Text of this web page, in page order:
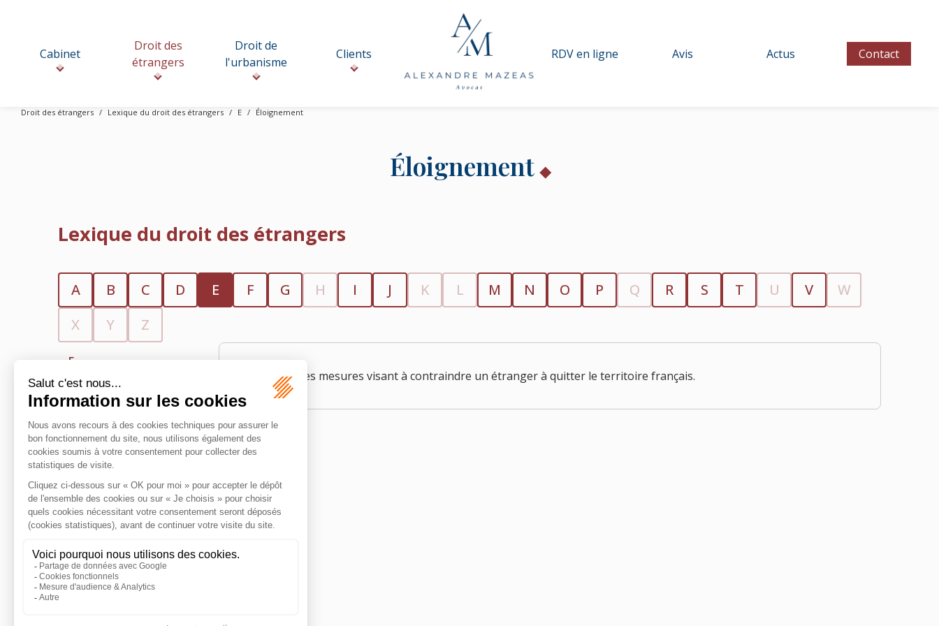
Cabinet
Droit des
étrangers
Droit de
l'urbanisme
Clients RDV en ligne Avis Actus Contact
Droit des étrangers Lexique du droit des étrangers E Éloignement
Éloignement
Lexique du droit des étrangers
A B C D E F G H I J K L M N O P Q R S T U V
W
X
Y Z
E
Éloignement
Entrée irrégulière
Ensemble des mesures visant à contraindre un étranger à quitter le territoire français.